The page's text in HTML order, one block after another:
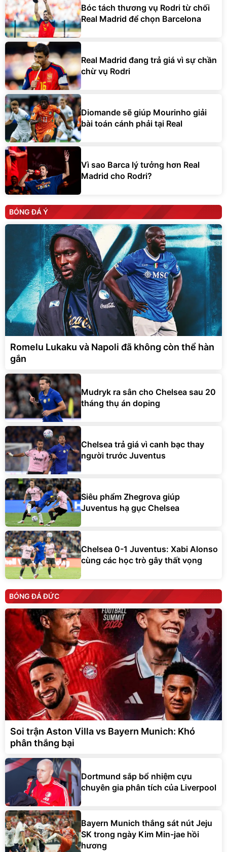
Bóc tách thương vụ Rodri từ chối
Real Madrid để chọn Barcelona
Real Madrid đang trả giá vì sự chần
chừ vụ Rodri
Diomande sẽ giúp Mourinho giải
bài toán cánh phải tại Real
Vì sao Barca lý tưởng hơn Real
Madrid cho Rodri?
BÓNG ĐÁ Ý
Romelu Lukaku và Napoli đã không còn thể hàn
gắn
Mudryk ra sân cho Chelsea sau 20
tháng thụ án doping
Chelsea trả giá vì canh bạc thay
người trước Juventus
Siêu phẩm Zhegrova giúp
Juventus hạ gục Chelsea
Chelsea 0-1 Juventus: Xabi Alonso
cùng các học trò gây thất vọng
BÓNG ĐÁ ĐỨC
Soi trận Aston Villa vs Bayern Munich: Khó
phân thắng bại
Dortmund sắp bổ nhiệm cựu
chuyên gia phân tích của Liverpool
Bayern Munich thắng sát nút Jeju
SK trong ngày Kim Min-jae hồi
hương